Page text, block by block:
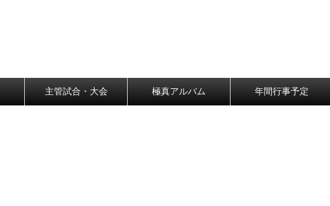
主管試合・大会 極真アルバム 年間行事予定